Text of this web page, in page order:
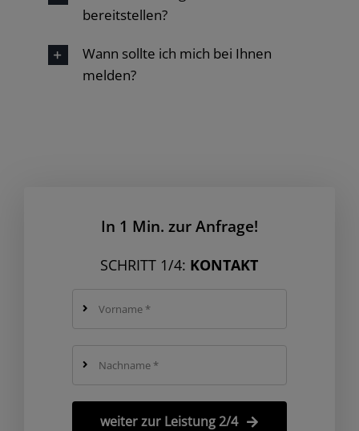
bereitstellen?
Wann sollte ich mich bei Ihnen
melden?
In 1 Min. zur Anfrage!
SCHRITT 1/4: KONTAKT
weiter zur Leistung 2/4